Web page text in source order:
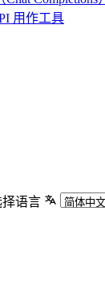
用作工具
择语言